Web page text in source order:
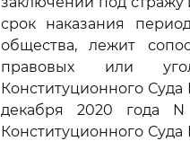
срок наказания
общества, лежит
правовых или
Конституционного
декабря 2020 года
Конституционного